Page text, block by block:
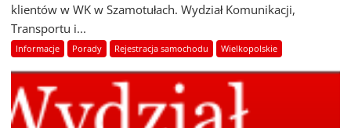
klientów w WK w Szamotułach. Wydział Komunikacji,
Transportu i...
Informacje Porady Rejestracja samochodu Wielkopolskie